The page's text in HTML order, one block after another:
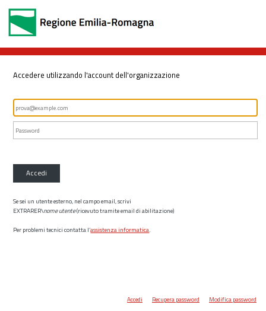
Accedere utilizzando l'account dell'organizzazione
Accedi
Se sei un utente esterno, nel campo email, scrivi
EXTRARER\nome utente(ricevuto tramite email di abilitazione)
Per problemi tecnici contatta l’assistenza informatica.
Accedi Recupera password Modifica password